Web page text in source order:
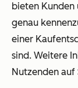
bieten Kunden
genau
einer
sind. Weitere
Nutzenden